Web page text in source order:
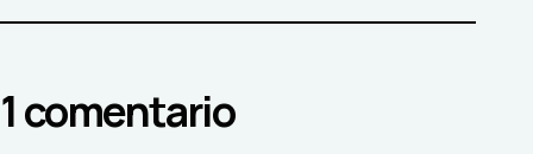
1comentario